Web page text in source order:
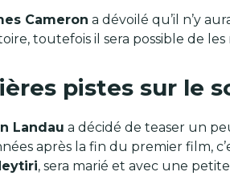
Cameron a dévoilé qu’il n’y
toutefois il sera possible de
pistes sur le
Landau a décidé de teaser un
après la fin du premier film,
, sera marié et avec une